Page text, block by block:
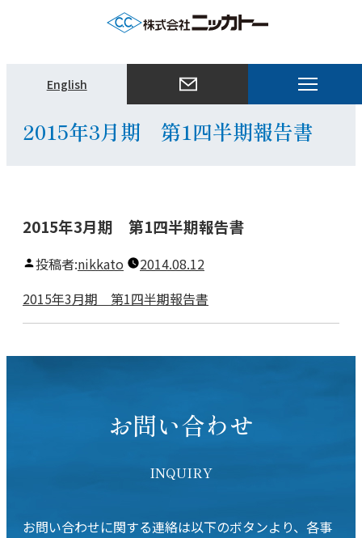
English
ュ
ー
2015年3月期 第1四半期報告書
2015年3月期 第1四半期報告書
投稿者:nikkato
2014.08.12
2015年3月期 第1四半期報告書
お問い合わせ
INQUIRY
お問い合わせに関する連絡は以下のボタンより、各事